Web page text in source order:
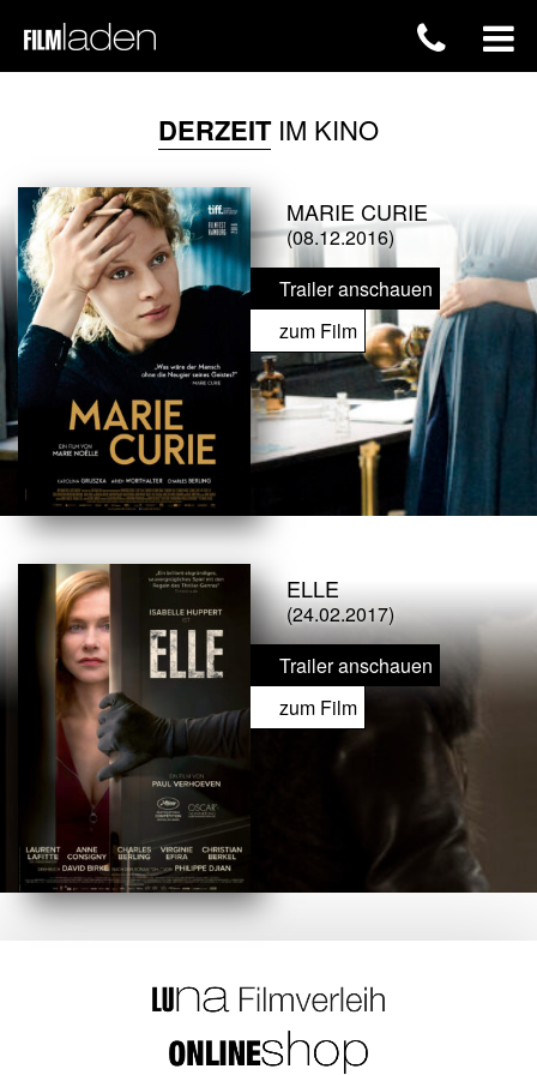
DERZEITIM KINO
MARIE CURIE
(08.12.2016)
Trailer anschauen
zum Film
ELLE
(24.02.2017)
Trailer anschauen
zum Film